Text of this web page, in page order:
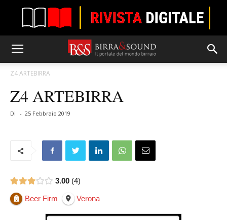
Z4 ARTEBIRRA
Z4 ARTEBIRRA
Di - 25 Febbraio 2019
3.00 4
Beer Firm Verona